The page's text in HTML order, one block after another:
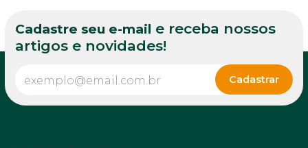
Cadastre seu e-mail e receba nossos
artigos e novidades!